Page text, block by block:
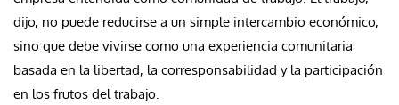
dijo, no puede reducirse a un simple intercambio económico,
sino que debe vivirse como una experiencia comunitaria
basada en la libertad, la corresponsabilidad y la participación
en los frutos del trabajo.